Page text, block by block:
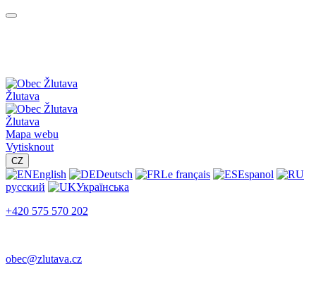
Žlutava
Žlutava
Mapa webu
Vytisknout
CZ
English Deutsch Le français
Espanol
русский
Українська
+420 575 570 202
obec@zlutava.cz